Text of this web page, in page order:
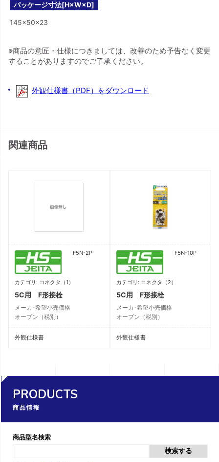
PRODUCTS
商品情報
商品型名検索
検索する
パッケージ寸法[H×W×D]
145×50×23
※商品の意匠・仕様につきましては、改善のため予告なく変更
することがありますのでご了承ください。
外観仕様書（PDF）をダウンロード
関連商品
F5N-2P
カテゴリ: コネクタ（1）
5C用 F形接栓
メーカ-希望小売価格
オープン（税別）
外観仕様書
F5N-10P
カテゴリ: コネクタ（2）
5C用 F形接栓
メーカ-希望小売価格
オープン（税別）
外観仕様書